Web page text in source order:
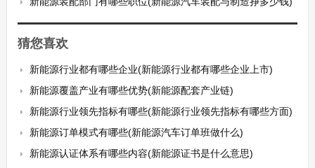
猜您喜欢
新能源行业都有哪些企业(新能源行业都有哪些企业上市)
新能源覆盖产业有哪些优势(新能源配套产业链)
新能源行业领先指标有哪些(新能源行业领先指标有哪些方面)
新能源订单模式有哪些(新能源汽车订单班做什么)
新能源认证体系有哪些内容(新能源证书是什么意思)